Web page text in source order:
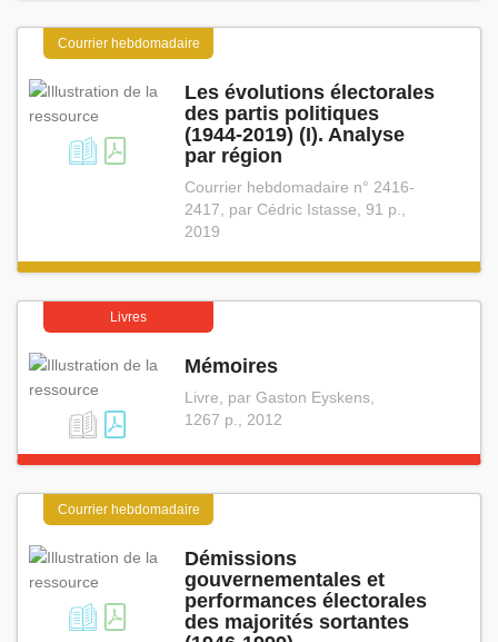
Courrier hebdomadaire
Les évolutions électorales
des partis politiques
(1944⁠-⁠2019) (I). Analyse
par région
Courrier hebdomadaire n° 2416-
2417, par Cédric Istasse, 91 p.,
2019
Livres
Mémoires
Livre, par Gaston Eyskens,
1267 p., 2012
Courrier hebdomadaire
Démissions
gouvernementales et
performances électorales
des majorités sortantes